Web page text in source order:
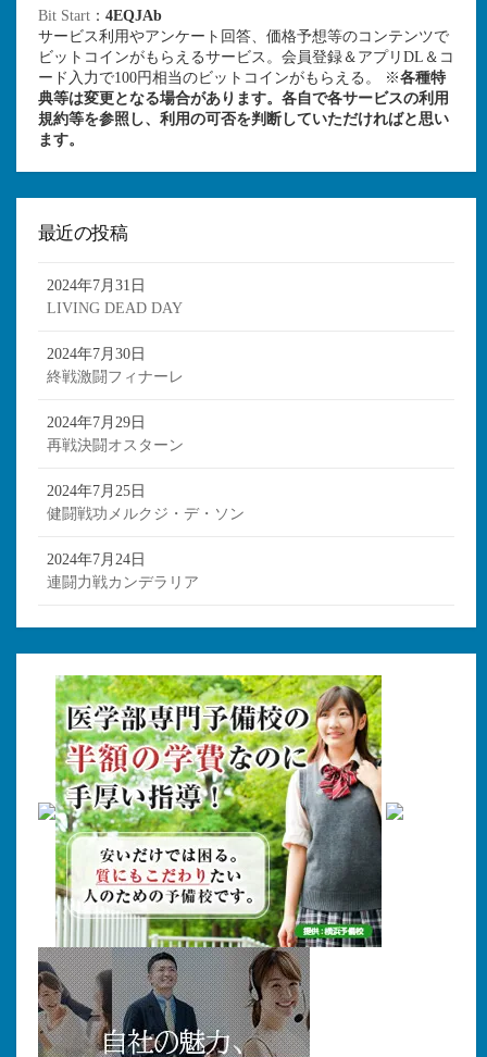
Bit Start ： 4EQJAb
サービス利用やアンケート回答、価格予想等のコンテンツで
ビットコインがもらえるサービス。会員登録＆アプリDL＆コ
ード入力で100円相当のビットコインがもらえる。 ※各種特
典等は変更となる場合があります。各自で各サービスの利用
規約等を参照し、利用の可否を判断していただければと思い
ます。
最近の投稿
2024年7月31日
LIVING DEAD DAY
2024年7月30日
終戦激闘フィナーレ
2024年7月29日
再戦決闘オスターン
2024年7月25日
健闘戦功メルクジ・デ・ソン
2024年7月24日
連闘力戦カンデラリア